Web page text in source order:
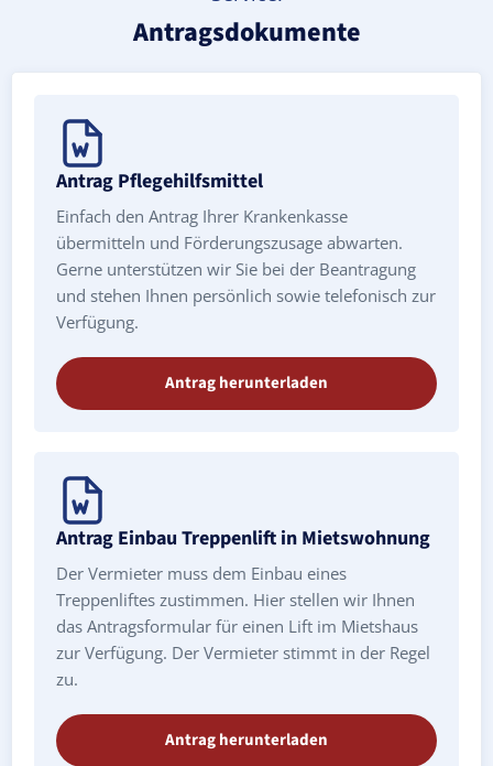
Antragsdokumente
Antrag Pflegehilfsmittel
Einfach den Antrag Ihrer Krankenkasse
übermitteln und Förderungszusage abwarten.
Gerne unterstützen wir Sie bei der Beantragung
und stehen Ihnen persönlich sowie telefonisch zur
Verfügung.
Antrag herunterladen
Antrag Einbau Treppenlift in Mietswohnung
Der Vermieter muss dem Einbau eines
Treppenliftes zustimmen. Hier stellen wir Ihnen
das Antragsformular für einen Lift im Mietshaus
zur Verfügung. Der Vermieter stimmt in der Regel
zu.
Antrag herunterladen